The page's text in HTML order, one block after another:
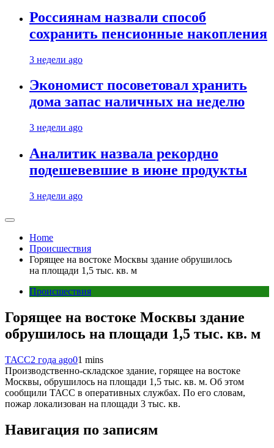
Россиянам назвали способ
сохранить пенсионные накопления
3 недели ago
Экономист посоветовал хранить
дома запас наличных на неделю
3 недели ago
Аналитик назвала рекордно
подешевевшие в июне продукты
3 недели ago
Home
Происшествия
Горящее на востоке Москвы здание обрушилось
на площади 1,5 тыс. кв. м
Происшествия
Горящее на востоке Москвы здание
обрушилось на площади 1,5 тыс. кв. м
ТАСС2 года ago01 mins
Производственно-складское здание, горящее на востоке
Москвы, обрушилось на площади 1,5 тыс. кв. м. Об этом
сообщили ТАСС в оперативных службах. По его словам,
пожар локализован на площади 3 тыс. кв.
Навигация по записям